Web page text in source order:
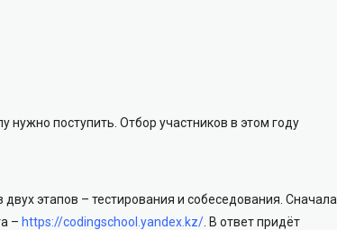
нужно поступить. Отбор участников в этом году
этапов – тестирования и собеседования. Сначала
– https://codingschool.yandex.kz/ . В ответ придёт